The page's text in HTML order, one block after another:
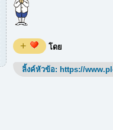
+ โดย
ลิ้งค์หัวข้อ: https://